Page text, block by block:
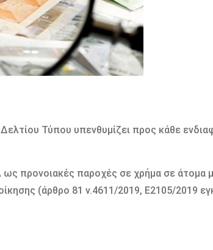
Τύπου υπενθυμίζει προς κάθε
προνοιακές παροχές σε χρήμα σε άτομα
(άρθρο 81 ν.4611/2019, Ε2105/2019